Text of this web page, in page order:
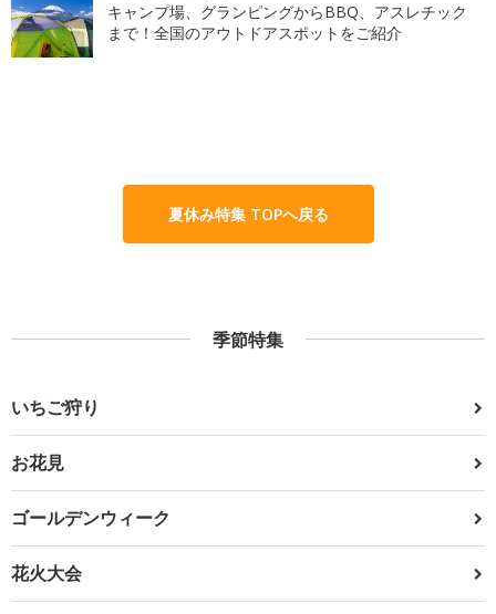
キャンプ場、グランピングからBBQ、アスレチック
まで！全国のアウトドアスポットをご紹介
夏休み特集 TOPへ戻る
季節特集
いちご狩り
お花見
ゴールデンウィーク
花火大会